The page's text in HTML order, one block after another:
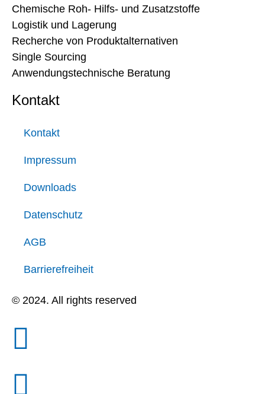
Chemische Roh- Hilfs- und Zusatzstoffe
Logistik und Lagerung
Recherche von Produktalternativen
Single Sourcing
Anwendungstechnische Beratung
Kontakt
Kontakt
Impressum
Downloads
Datenschutz
AGB
Barrierefreiheit
© 2024. All rights reserved